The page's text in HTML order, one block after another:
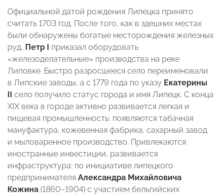
Официальной датой рождения Липецка принято
считать 1703 год. После того, как в здешних местах
были обнаружены богатые месторождения железных
руд, Петр I
приказал оборудовать
«железоделательные» производства на реке
Липовке. Быстро разросшееся село переименовали
в Липские заводы, а с 1779 года по указу Екатерины
село получило статус города и имя Липецк. С конца
XIX века в городе активно развивается легкая и
пищевая промышленность: появляются табачная
мануфактура, кожевенная фабрика, сахарный завод
и мыловаренное производство. Привлекаются
иностранные инвестиции, развивается
инфраструктура: по инициативе липецкого
предпринимателя Александра Михайловича
Кожина (1860–1904) с участием бельгийских